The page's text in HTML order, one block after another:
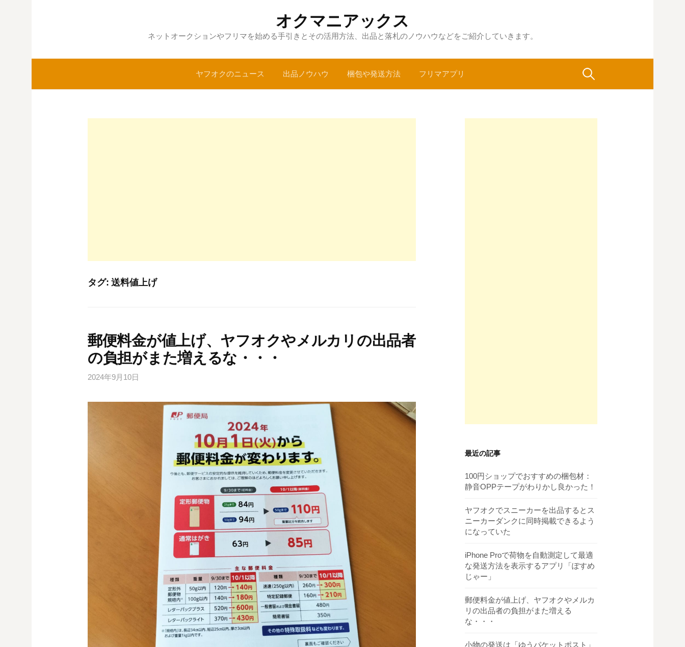
ツ
ス
オクマニアックス
ネットオークションやフリマを始める手引きとその活用方法、出品と落札のノウハウなどをご紹介していきます。
ヤフオクのニュース 出品ノウハウ 梱包や発送方法 フリマアプリ 検
タグ:送料値上げ
郵便料金が値上げ、ヤフオクやメルカリの出品者
の負担がまた増えるな・・・
2024年9月10日
最近の記事
100円ショップでおすすめの梱包材：
静音OPPテープがわりかし良かった！
ヤフオクでスニーカーを出品するとス
ニーカーダンクに同時掲載できるよう
になっていた
iPhone Proで荷物を自動測定して最適
な発送方法を表示するアプリ「ぽすめ
じゃー」
郵便料金が値上げ、ヤフオクやメルカ
リの出品者の負担がまた増える
な・・・
小物の発送は「ゆうパケットポスト」